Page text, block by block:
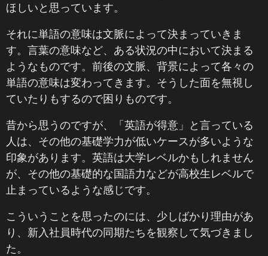
ほしいと思っています。
それに単語の意味は文脈によって決まっていきま
す。言葉の意味など、ある状況の中において決まる
ようなものです。前後の文脈、背景によって各々の
単語の意味は変わってきます。そうした面を無視し
ていたりもするので困りものです。
昔から思うのですが、「英語が得意」と言っている
人は、その他の基礎学力が低いケースが多いような
印象があります。英語は大学レベルかもしれません
が、その他の基礎的な国語力などが高校生レベルで
止まっているような感じです。
こういうことを思ったのには、少しばかり理由があ
り、新入社員時代の同期たちを観察して気づきまし
た。